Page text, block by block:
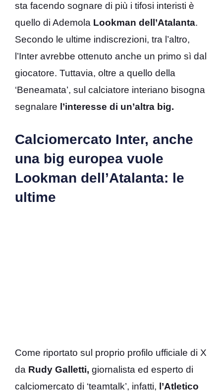
sta facendo sognare di più i tifosi interisti è
quello di Ademola Lookman dell’Atalanta.
Secondo le ultime indiscrezioni, tra l’altro,
l’Inter avrebbe ottenuto anche un primo sì dal
giocatore. Tuttavia, oltre a quello della
‘Beneamata’, sul calciatore interiano bisogna
segnalare l’interesse di un’altra big.
Calciomercato Inter, anche
una big europea vuole
Lookman dell’Atalanta: le
ultime
Come riportato sul proprio profilo ufficiale di X
da Rudy Galletti, giornalista ed esperto di
calciomercato di ‘teamtalk’, infatti, l’Atletico